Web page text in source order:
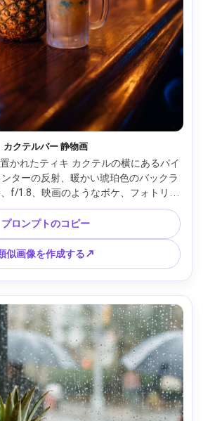
カクテルバー 静物画
かれたティキ カクテルの横にあるパイ
ターの反射、暖かい琥珀色のバックラ
f/1.8、映画のようなボケ、フォトリア
囲気、豊かなカラーグレーディング、
微妙なかすみ --ar 4:5
プロンプトのコピー
似画像を作成する↗